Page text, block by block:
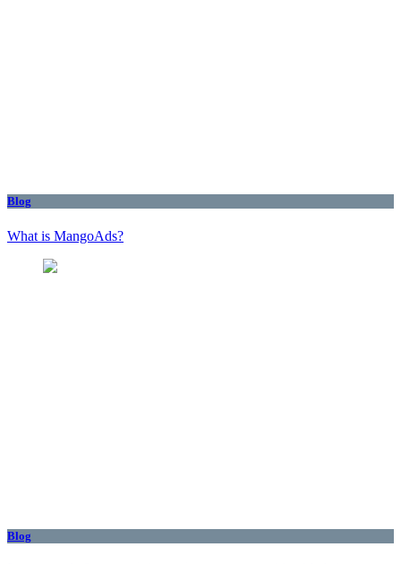
Blog
What is MangoAds?
Blog